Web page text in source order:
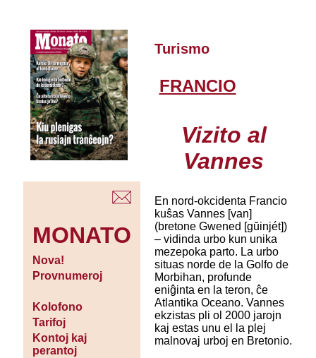
MONATO
Nova!
Provnumeroj
Kolofono
Tarifoj
Kontoj kaj
perantoj
Turismo
FRANCIO
Vizito al
Vannes
En nord-okcidenta Francio
kuŝas Vannes [van]
(bretone Gwened [gŭinjét])
– vidinda urbo kun unika
mezepoka parto. La urbo
situas norde de la Golfo de
Morbihan, profunde
eniĝinta en la teron, ĉe
Atlantika Oceano. Vannes
ekzistas pli ol 2000 jarojn
kaj estas unu el la plej
malnovaj urboj en Bretonio.